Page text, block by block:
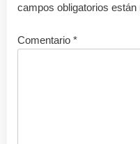
campos obligatorios
Comentario *